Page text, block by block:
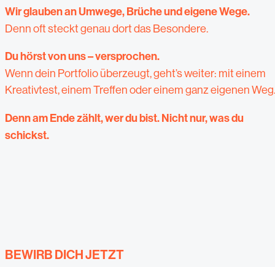
Wir glauben an Umwege, Brüche und eigene Wege.
Denn oft steckt genau dort das Besondere.
Du hörst von uns – versprochen.
Wenn dein Portfolio überzeugt, geht’s weiter: mit einem
Kreativtest, einem Treffen oder einem ganz eigenen Weg.
Denn am Ende zählt, wer du bist. Nicht nur, was du
schickst.
BEWIRB DICH JETZT